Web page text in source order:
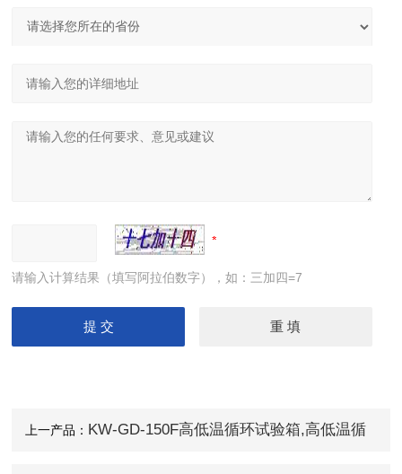
请输入计算结果（填写阿拉伯数字），如：三加四=7
上一产品： KW-GD-150F高低温循环试验箱,高低温循